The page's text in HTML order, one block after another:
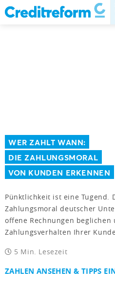
WER ZAHLT WANN:
DIE ZAHLUNGSMORAL
VON KUNDEN ERKENNEN
Pünktlichkeit ist eine Tugend.
Zahlungsmoral deutscher
offene Rechnungen beglichen
Zahlungsverhalten Ihrer
5 Min. Lesezeit
ZAHLEN ANSEHEN & TIPPS